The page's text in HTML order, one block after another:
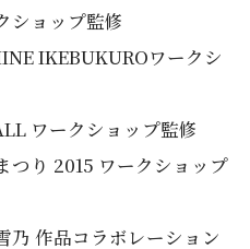
ショップ監修
IKEBUKUROワークシ
ワークショップ監修
つり 2015 ワークショップ
作品コラボレーション